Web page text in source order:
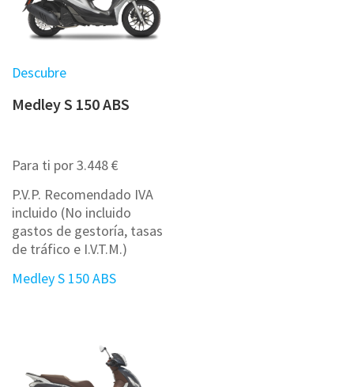
Descubre
Medley S 150 ABS
Para ti por 3.448 €
P.V.P. Recomendado IVA
incluido (No incluido
gastos de gestoría, tasas
de tráfico e I.V.T.M.)
Medley S 150 ABS